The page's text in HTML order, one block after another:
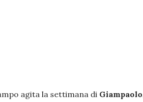
agita la settimana di Giampaolo